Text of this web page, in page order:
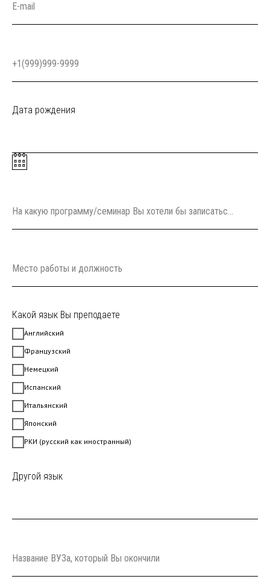
E-mail
+1(999)999-9999
Дата рождения
Место работы и должность
Какой язык Вы преподаете
Английский
Французский
Немецкий
Испанский
Итальянский
Японский
РКИ (русский как иностранный)
Другой язык
Название ВУЗа, который Вы окончили